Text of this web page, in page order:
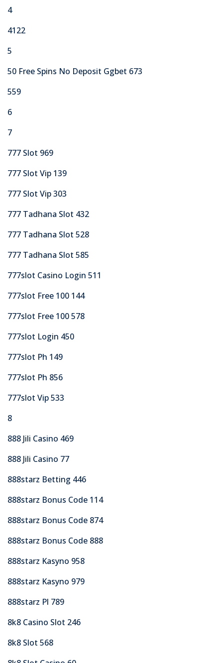
4
4122
5
50 Free Spins No Deposit Ggbet 673
559
6
7
777 Slot 969
777 Slot Vip 139
777 Slot Vip 303
777 Tadhana Slot 432
777 Tadhana Slot 528
777 Tadhana Slot 585
777slot Casino Login 511
777slot Free 100 144
777slot Free 100 578
777slot Login 450
777slot Ph 149
777slot Ph 856
777slot Vip 533
8
888 Jili Casino 469
888 Jili Casino 77
888starz Betting 446
888starz Bonus Code 114
888starz Bonus Code 874
888starz Bonus Code 888
888starz Kasyno 958
888starz Kasyno 979
888starz Pl 789
8k8 Casino Slot 246
8k8 Slot 568